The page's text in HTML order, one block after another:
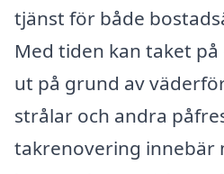
tjänst för både
Med tiden kan taket
ut på grund av
strålar och andra
takrenovering innebär